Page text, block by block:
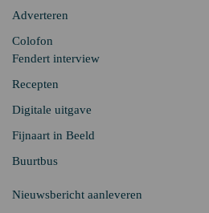
Adverteren
Colofon
Fendert interview
Recepten
Digitale uitgave
Fijnaart in Beeld
Buurtbus
Nieuwsbericht aanleveren